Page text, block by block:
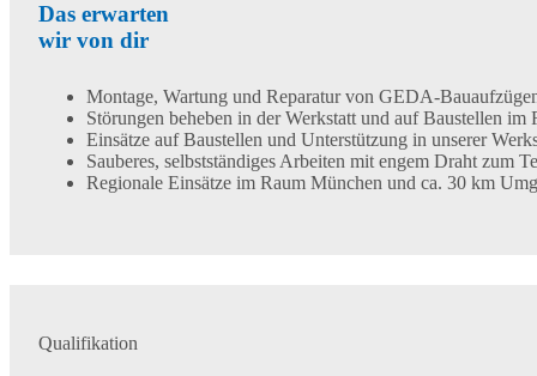
Das erwarten
wir von dir
Montage, Wartung und Reparatur von GEDA-
Störungen beheben in der Werkstatt und auf Baustellen im
Einsätze auf Baustellen und Unterstützung in unserer
Sauberes, selbstständiges Arbeiten mit engem Draht zum
Regionale Einsätze im Raum München und ca. 30 km
Qualifikation